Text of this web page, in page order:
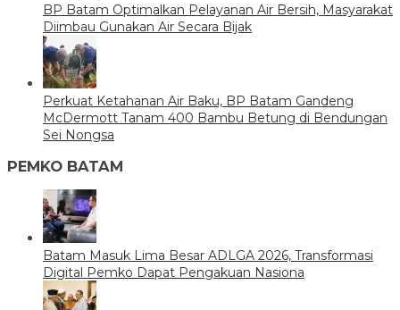
BP Batam Optimalkan Pelayanan Air Bersih, Masyarakat
Diimbau Gunakan Air Secara Bijak
Perkuat Ketahanan Air Baku, BP Batam Gandeng
McDermott Tanam 400 Bambu Betung di Bendungan
Sei Nongsa
PEMKO BATAM
Batam Masuk Lima Besar ADLGA 2026, Transformasi
Digital Pemko Dapat Pengakuan Nasiona